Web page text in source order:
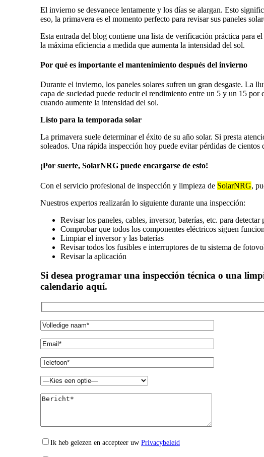
El invierno se desvanece lentamente y los días se alargan. Esto
eso, la primavera es el momento perfecto para revisar sus paneles
Esta entrada del blog contiene una lista de verificación práctica para
la máxima eficiencia a medida que aumenta la intensidad del sol.
Por qué es importante el mantenimiento después del invierno
Durante el invierno, los paneles solares sufren un gran desgaste. La
capa de suciedad puede reducir el rendimiento entre un 5 y un 15
cuando aumente la intensidad del sol.
Listo para la temporada solar
La primavera suele determinar el éxito de su año solar. Si presta
soleados. Una rápida inspección hoy puede evitar pérdidas de cientos
¡Por suerte, SolarNRG puede encargarse de esto!
Con el servicio profesional de inspección y limpieza de SolarNRG,
Nuestros expertos realizarán lo siguiente durante una inspección:
Revisar los paneles, cables, inversor, baterías, etc. para detectar
Comprobar que todos los componentes eléctricos siguen
Limpiar el inversor y las baterías
Revisar todos los fusibles e interruptores de tu sistema de
Revisar la aplicación
Si desea programar una inspección técnica o una
calendario aquí.
Ik heb gelezen en accepteer uw Privacybeleid